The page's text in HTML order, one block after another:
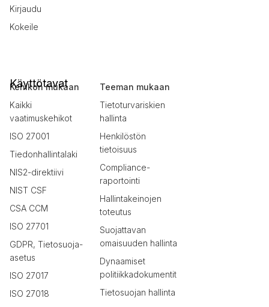
Kirjaudu
Kokeile
Käyttötavat
Kehikon mukaan
Kaikki
vaatimuskehikot
ISO 27001
Tiedonhallintalaki
NIS2-direktiivi
NIST CSF
CSA CCM
ISO 27701
GDPR, Tietosuoja-
asetus
ISO 27017
ISO 27018
Teeman mukaan
Tietoturvariskien
hallinta
Henkilöstön
tietoisuus
Compliance-
raportointi
Hallintakeinojen
toteutus
Suojattavan
omaisuuden hallinta
Dynaamiset
politiikkadokumentit
Tietosuojan hallinta